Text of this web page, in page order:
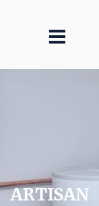
ARTISAN